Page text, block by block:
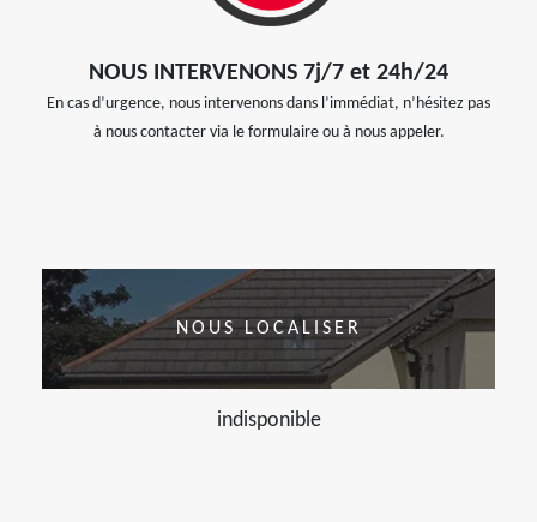
NOUS INTERVENONS 7j/7 et 24h/24
En cas d’urgence, nous intervenons dans l’immédiat, n’hésitez pas
à nous contacter via le formulaire ou à nous appeler.
NOUS LOCALISER
indisponible